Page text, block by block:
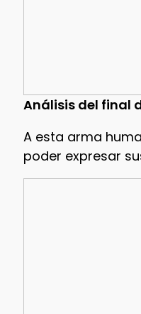
Análisis del final
A esta arma
poder expresar